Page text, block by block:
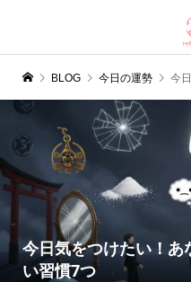
BLOG 今日の運勢 今日
今日気をつけたい！
い習慣7つ